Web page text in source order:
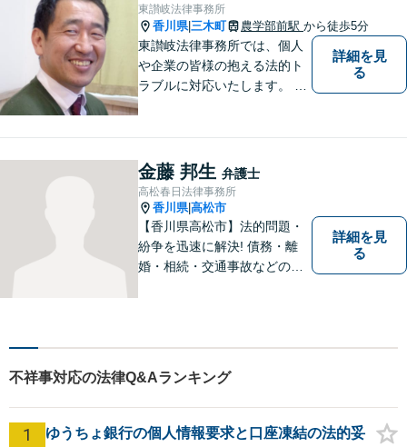
東讃岐法律事務所
香川県| 三木町 農学部前駅 から徒歩5分
東讃岐法律事務所では、個人
や企業の皆様の抱える法的ト
ラブルに対応いたします。 高
詳細を見
る
金藤 邦生 弁護士
高松春日法律事務所
香川県|高松市
【香川県高松市】法的問題・
紛争を迅速に解決! 債務・離
婚・相続・交通事故などの問
詳細を見
る
不祥事対応の法律Q&Aランキング
1
ゆうちょ銀行の個人情報要求と口座凍結の法的妥